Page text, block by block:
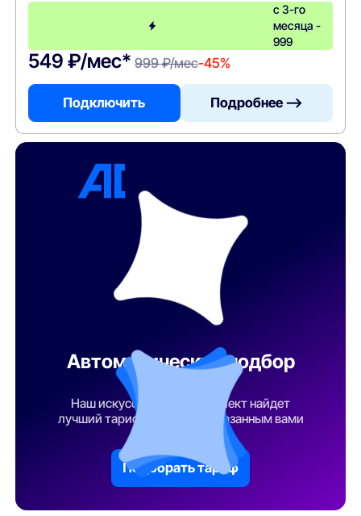
с 3-го
месяца -
999
549 ₽/мес* 999 ₽/мес-45%
Подключить Подробнее —>
Автоматический подбор
Наш искусственный интеллект найдет
лучший тарифный план по указанным вами
Подобрать тариф